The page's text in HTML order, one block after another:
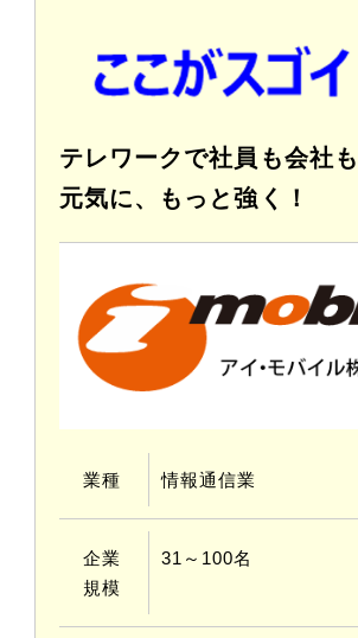
テレワークで社員も会社
元気に、もっと強く！
業種 情報通信業
企業
規模
31～100名